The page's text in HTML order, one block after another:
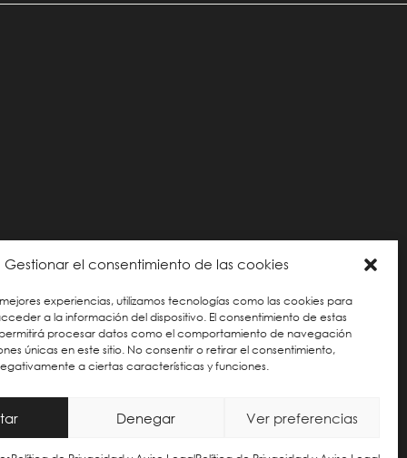
Gestionar el consentimiento de las cookies
experiencias, utilizamos tecnologías como las cookies para
a la información del dispositivo. El consentimiento de estas
procesar datos como el comportamiento de navegación
únicas en este sitio. No consentir o retirar el consentimiento,
a ciertas características y funciones.
Denegar Ver preferencias
DE COOKIES